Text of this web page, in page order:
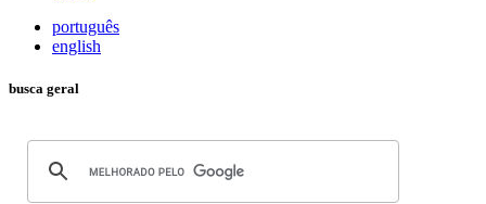
português
english
busca geral